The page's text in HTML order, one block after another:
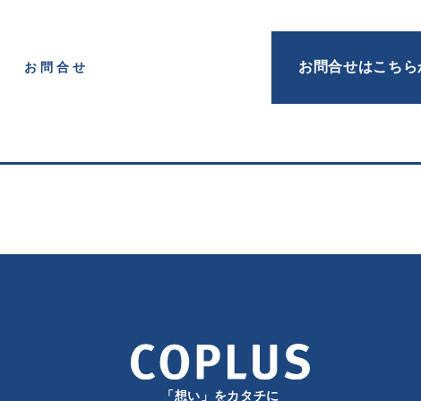
お問合せ お問合せはこちら
「想い」をカタチに